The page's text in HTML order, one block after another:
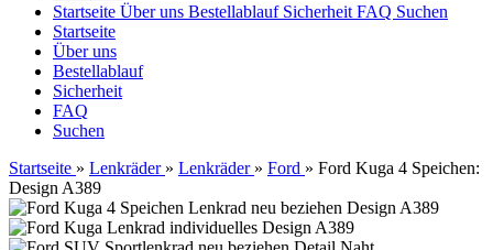
Startseite Über uns Bestellablauf Sicherheit FAQ Suchen
Startseite
Über uns
Bestellablauf
Sicherheit
FAQ
Suchen
Startseite » Lenkräder » Lenkräder » Ford » Ford Kuga 4 Speichen:
Design A389